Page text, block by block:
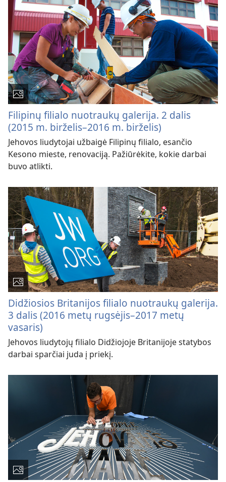
Filipinų filialo nuotraukų galerija. 2 dalis
(2015 m. birželis–2016 m. birželis)
Jehovos liudytojai užbaigė Filipinų filialo, esančio
Kesono mieste, renovaciją. Pažiūrėkite, kokie darbai
buvo atlikti.
Didžiosios Britanijos filialo nuotraukų galerija.
3 dalis (2016 metų rugsėjis–2017 metų
vasaris)
Jehovos liudytojų filialo Didžiojoje Britanijoje statybos
darbai sparčiai juda į priekį.